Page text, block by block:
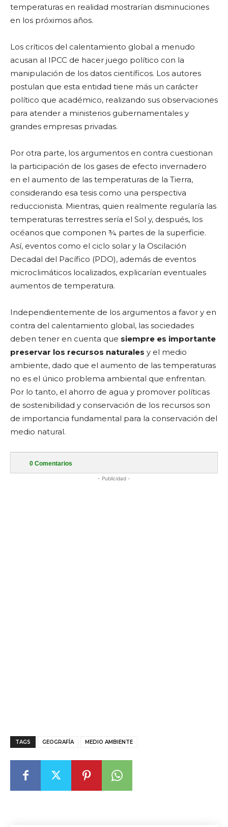
temperaturas en realidad mostrarían disminuciones
en los próximos años.
Los críticos del calentamiento global a menudo
acusan al IPCC de hacer juego político con la
manipulación de los datos científicos. Los autores
postulan que esta entidad tiene más un carácter
político que académico, realizando sus observaciones
para atender a ministerios gubernamentales y
grandes empresas privadas.
Por otra parte, los argumentos en contra cuestionan
la participación de los gases de efecto invernadero
en el aumento de las temperaturas de la Tierra,
considerando esa tesis como una perspectiva
reduccionista. Mientras, quien realmente regularía las
temperaturas terrestres sería el Sol y, después, los
océanos que componen ¾ partes de la superficie.
Así, eventos como el ciclo solar y la Oscilación
Decadal del Pacífico (PDO), además de eventos
microclimáticos localizados, explicarían eventuales
aumentos de temperatura.
Independientemente de los argumentos a favor y en
contra del calentamiento global, las sociedades
deben tener en cuenta que siempre es importante
preservar los recursos naturales y el medio
ambiente, dado que el aumento de las temperaturas
no es el único problema ambiental que enfrentan.
Por lo tanto, el ahorro de agua y promover políticas
de sostenibilidad y conservación de los recursos son
de importancia fundamental para la conservación del
medio natural.
0 Comentarios
- Publicidad -
TAGS GEOGRAFÍA MEDIO AMBIENTE